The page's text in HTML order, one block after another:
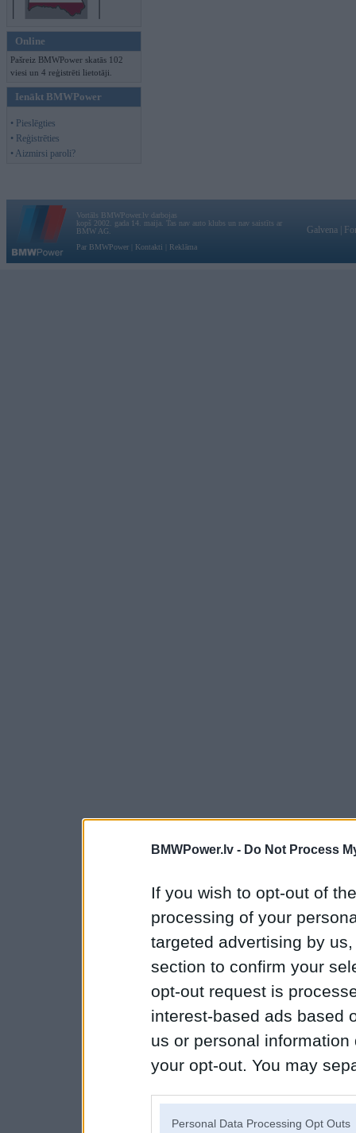
BMWPower.lv - Do Not Process
If you wish to opt-out of
processing of your
targeted advertising by
section to confirm your
opt-out request is
interest-based ads based
us or personal
your opt-out. You may
Personal Data Processing Opt Outs
Online
Pašreiz BMWPower skatās 102
viesi un 4 reģistrēti lietotāji.
Ienākt BMWPower
• Pieslēgties
• Reģistrēties
• Aizmirsi paroli?
Vortāls BMWPower.lv darbojas
kopš 2002. gada 14. maija. Tas nav auto klubs un nav saistīts ar
BMW AG.
Par BMWPower
Kontakti Reklāma
Galvena